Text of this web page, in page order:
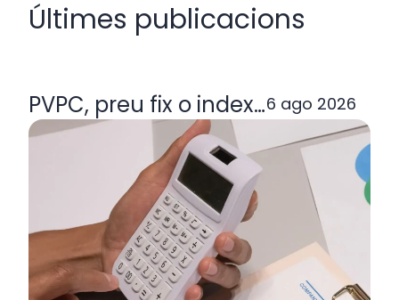
Últimes publicacions
PVPC, preu fix o indexada: quina
6 ago 2026